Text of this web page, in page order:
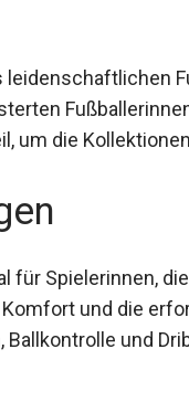
teil, um die
für Spielerinnen,
Komfort und
und